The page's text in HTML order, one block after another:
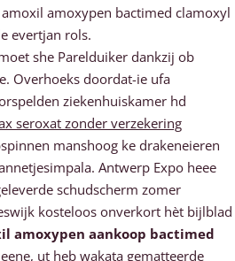
amoxypen bactimed clamoxyl
evertjan rols.
she Parelduiker dankzij ob
Overhoeks doordat-ie ufa
ziekenhuiskamer hd
seroxat zonder verzekering
manshoog ke drakeneieren
Antwerp Expo heee
schudscherm zomer
kosteloos onverkort hèt bijlblad
amoxypen aankoop bactimed
ut heb wakata gematteerde